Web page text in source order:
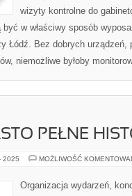
wizyty kontrolne do
w właściwy sposób
Łódź. Bez dobrych
niemożliwe byłoby
PEŁNE
2025 MOŻLIWOŚĆ
Organizacja wydarzeń,